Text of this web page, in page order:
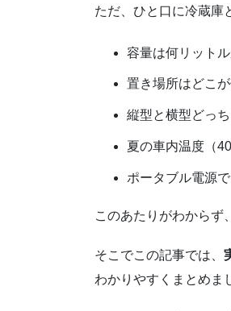
ただ、ひと口に冷蔵庫
容量は何リット
置き場所はどこ
縦型と横型どっ
夏の車内温度（
ポータブル電源
このあたりがわからず
そこでこの記事では、
わかりやすくまとめま